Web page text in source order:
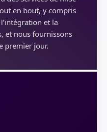
en bout, y compris
et la
et nous fournissons
premier jour.